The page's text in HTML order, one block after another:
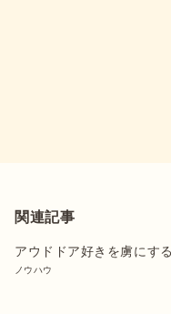
関連記事
アウドドア好きを虜にす
ノウハウ